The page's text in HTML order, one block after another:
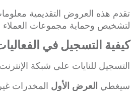
تقدم هذه العروض التقديمية
لتشخيص وحماية مجموعات العملاء
كيفية التسجيل في
التسجيل للنايات على شبكة الإنترنت ISSUP مجاني.
سيغطي العرض الأول المخدرات